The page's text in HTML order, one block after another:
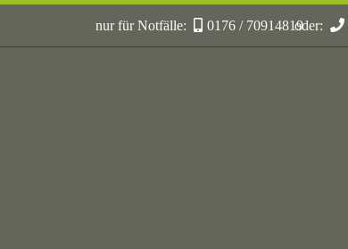
nur für Notfälle: 0176 / 70914819oder: